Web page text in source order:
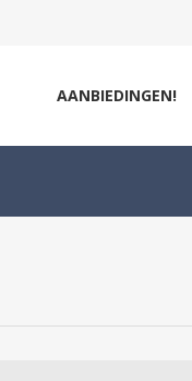
AANBIEDINGEN!